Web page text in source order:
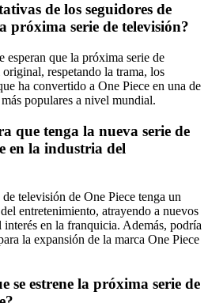
de los seguidores de
próxima serie de televisión?
esperan que la próxima serie de
respetando la trama, los
ha convertido a One Piece en una de
populares a nivel mundial.
que tenga la nueva serie de
en la industria del
televisión de One Piece tenga un
entretenimiento, atrayendo a nuevos
en la franquicia. Además, podría
la expansión de la marca One Piece
se estrene la próxima serie de